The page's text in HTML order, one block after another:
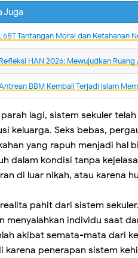
Juga
L6BT Tantangan Moral dan Ketahanan
Refleksi HAN 2026: Mewujudkan
BBM Kembali Terjadi lslam
lagi, sistem sekuler
keluarga. Seks bebas,
yang rapuh menjadi hal
dalam kondisi tanpa
di luar nikah, atau karena
pahit dari sistem
menyalahkan individu saat
akibat semata-mata dari
karena penerapan sistem